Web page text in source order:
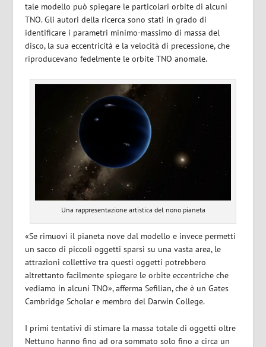
tale modello può spiegare le particolari orbite di alcuni
TNO. Gli autori della ricerca sono stati in grado di
identificare i parametri minimo-massimo di massa del
disco, la sua eccentricità e la velocità di precessione, che
riproducevano fedelmente le orbite TNO anomale.
Una rappresentazione artistica del nono pianeta
«Se rimuovi il pianeta nove dal modello e invece permetti
un sacco di piccoli oggetti sparsi su una vasta area, le
attrazioni collettive tra questi oggetti potrebbero
altrettanto facilmente spiegare le orbite eccentriche che
vediamo in alcuni TNO», afferma Sefilian, che è un Gates
Cambridge Scholar e membro del Darwin College.
I primi tentativi di stimare la massa totale di oggetti oltre
Nettuno hanno fino ad ora sommato solo fino a circa un